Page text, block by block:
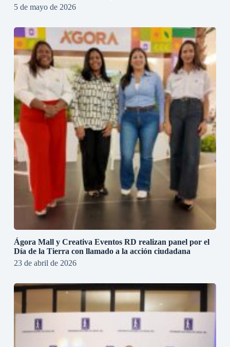
5 de mayo de 2026
Ágora Mall y Creativa Eventos RD realizan panel por el
Día de la Tierra con llamado a la acción ciudadana
23 de abril de 2026